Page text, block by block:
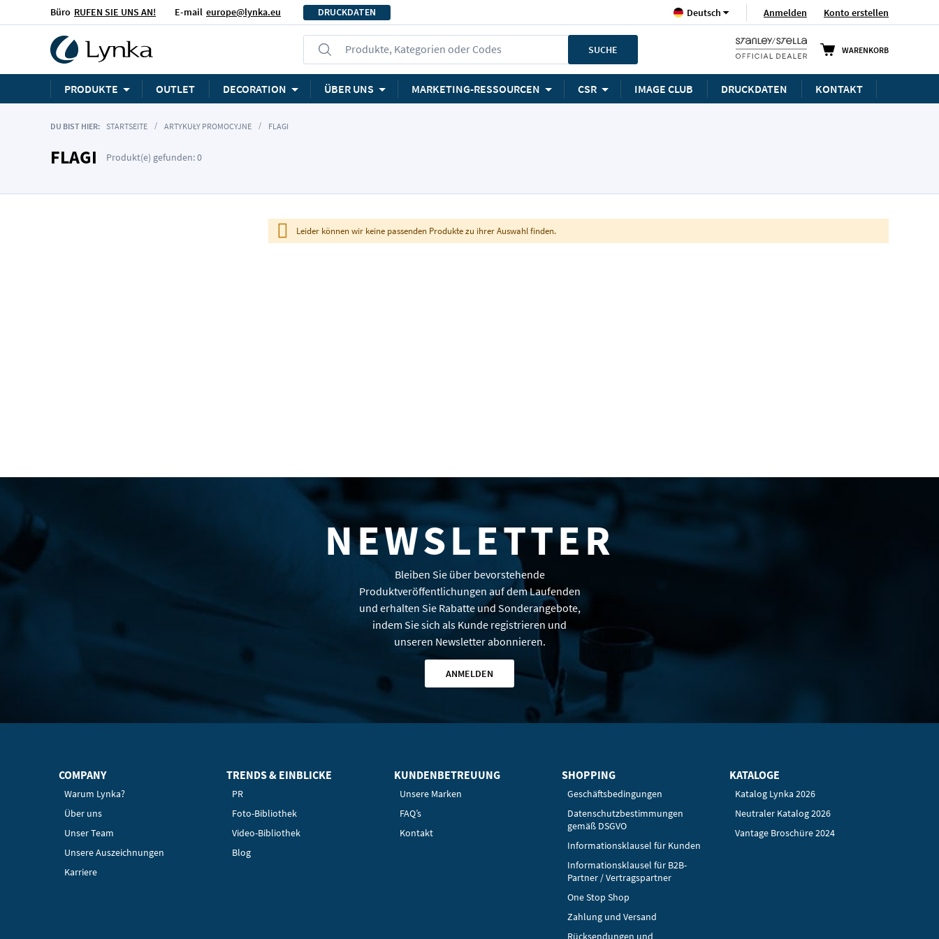
Büro RUFEN SIE UNS AN! E-mail europe@lynka.eu DRUCKDATEN Anmelden Konto erstellen
SpracheDeutsch
WARENKORB
Produkte, Kategorien oder Codes SUCHE
PRODUKTE OUTLET DECORATION ÜBER UNS MARKETING-RESSOURCEN CSR IMAGE CLUB DRUCKDATEN KONTAKT
DU BIST HIER: STARTSEITE ARTYKUŁY PROMOCYJNE FLAGI
FLAGI Produkt(e) gefunden: 0
Leider können wir keine passenden Produkte zu ihrer Auswahl finden.
NEWSLETTER
Bleiben Sie über bevorstehende
Produktveröffentlichungen auf dem Laufenden
und erhalten Sie Rabatte und Sonderangebote,
indem Sie sich als Kunde registrieren und
unseren Newsletter abonnieren.
ANMELDEN
COMPANY
Warum Lynka?
Über uns
Unser Team
Unsere Auszeichnungen
Karriere
TRENDS & EINBLICKE
PR
Foto-Bibliothek
Video-Bibliothek
Blog
KUNDENBETREUUNG
Unsere Marken
FAQ’s
Kontakt
SHOPPING
Geschäftsbedingungen
Datenschutzbestimmungen
gemäß DSGVO
Informationsklausel für Kunden
Informationsklausel für B2B-
Partner / Vertragspartner
One Stop Shop
Zahlung und Versand
Rücksendungen und
KATALOGE
Katalog Lynka 2026
Neutraler Katalog 2026
Vantage Broschüre 2024